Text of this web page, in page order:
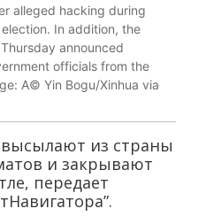
alleged hacking during
In addition, the
announced
officials from the
A© Yin Bogu/Xinhua via
из страны
и закрывают
передает